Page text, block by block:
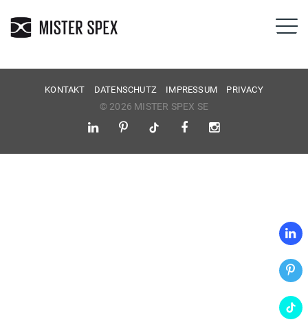
KONTAKT DATENSCHUTZ IMPRESSUM PRIVACY
© 2026 MISTER SPEX SE